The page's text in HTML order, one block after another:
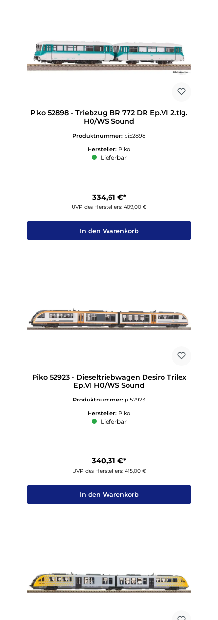
Piko 52898 - Triebzug BR 772 DR Ep.VI 2.tlg.
H0/WS Sound
Produktnummer: pi52898
Hersteller: Piko
Lieferbar
334,61 €*
UVP des Herstellers: 409,00 €
In den Warenkorb
Piko 52923 - Dieseltriebwagen Desiro Trilex
Ep.VI H0/WS Sound
Produktnummer: pi52923
Hersteller: Piko
Lieferbar
340,31 €*
UVP des Herstellers: 415,00 €
In den Warenkorb